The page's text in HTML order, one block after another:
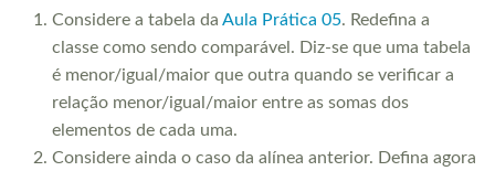
Considere a tabela da Aula Prática 05. Redefina a
classe como sendo comparável. Diz-se que uma tabela
é menor/igual/maior que outra quando se verificar a
relação menor/igual/maior entre as somas dos
elementos de cada uma.
Considere ainda o caso da alínea anterior. Defina agora